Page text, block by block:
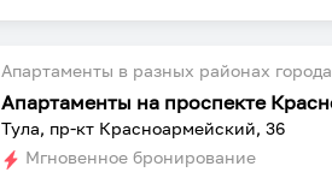
Апартаменты в разных районах города
Тула, пр-кт Красноармейский, 36
Мгновенное бронирование